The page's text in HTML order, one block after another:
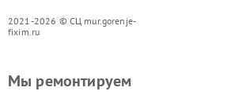
2021-2026 © СЦ mur.gorenje-
fixim.ru
Мы ремонтируем